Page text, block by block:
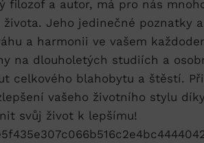
filozof a autor, má pro nás
života. Jeho jedinečné poznatky
a harmonii ve vašem
na dlouholetých studiích a
celkového blahobytu a štěstí.
vašeho životního stylu
svůj život k lepšímu!